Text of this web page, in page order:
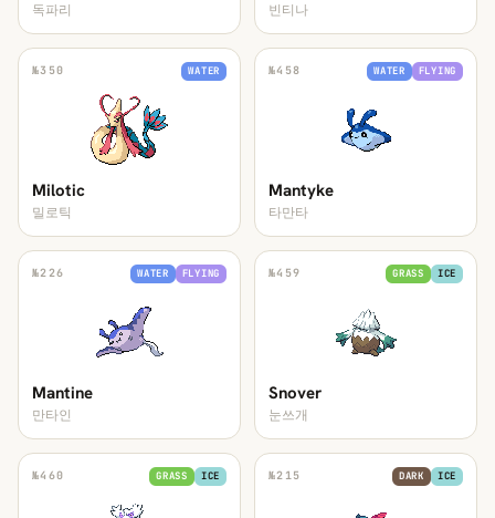
독파리 빈티나
№350 WATER
Milotic
밀로틱
№458 WATER FLYING
Mantyke
타만타
№226 WATER FLYING
Mantine
만타인
№459 GRASS ICE
Snover
눈쓰개
№460 GRASS ICE №215 DARK ICE